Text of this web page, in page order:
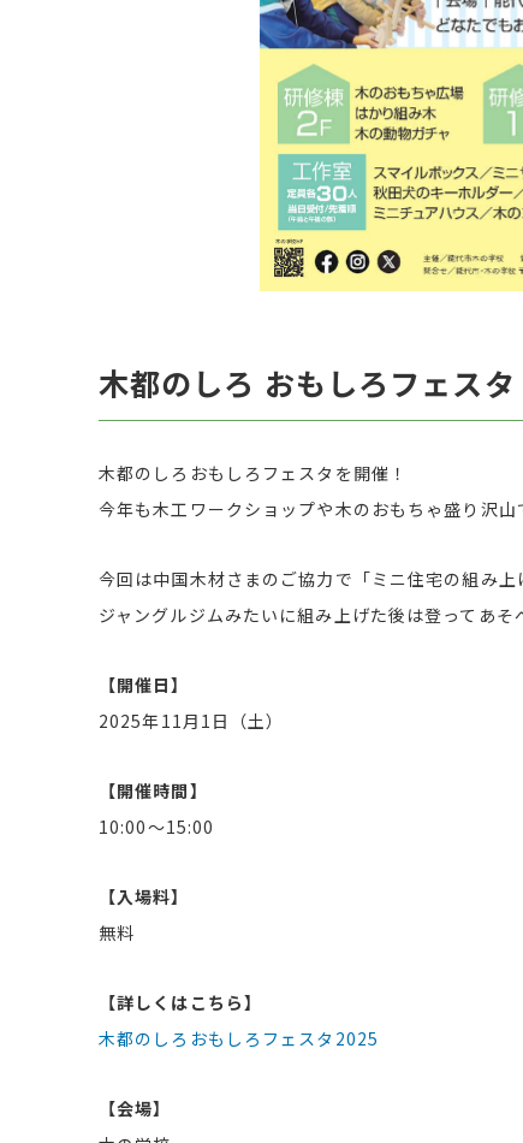
木都のしろ おもしろフェスタ
木都のしろおもしろフェスタを開催！
今年も木工ワークショップや木のおもちゃ盛り沢山
今回は中国木材さまのご協力で「ミニ住宅の組み上
ジャングルジムみたいに組み上げた後は登ってあそ
【開催日】
2025年11月1日（土）
【開催時間】
10:00〜15:00
【入場料】
無料
【詳しくはこちら】
木都のしろおもしろフェスタ2025
【会場】